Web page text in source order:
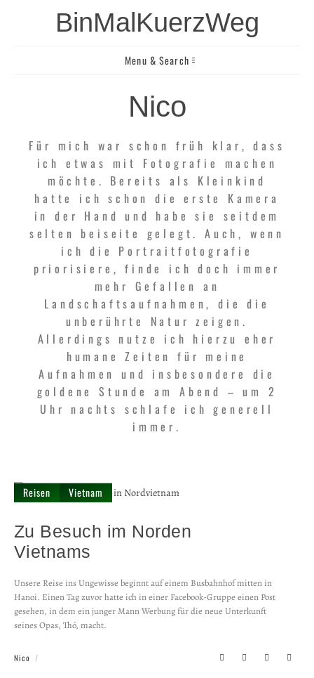
BinMalKuerzWeg
Menu & Search
Nico
Für mich war schon früh klar, dass
ich etwas mit Fotografie machen
möchte. Bereits als Kleinkind
hatte ich schon die erste Kamera
in der Hand und habe sie seitdem
selten beiseite gelegt. Auch, wenn
ich die Portraitfotografie
priorisiere, finde ich doch immer
mehr Gefallen an
Landschaftsaufnahmen, die die
unberührte Natur zeigen.
Allerdings nutze ich hierzu eher
humane Zeiten für meine
Aufnahmen und insbesondere die
goldene Stunde am Abend – um 2
Uhr nachts schlafe ich generell
immer.
Reisen Vietnam
Zu Besuch im Norden
Vietnams
Unsere Reise ins Ungewisse beginnt auf einem Busbahnhof mitten in
Hanoi. Einen Tag zuvor hatte ich in einer Facebook-Gruppe einen Post
gesehen, in dem ein junger Mann Werbung für die neue Unterkunft
seines Opas, Thó, macht.
Nico